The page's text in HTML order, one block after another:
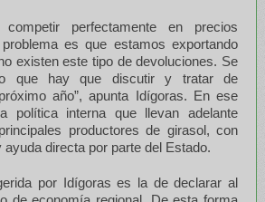
competir perfectamente en precios
es que estamos exportando
existen este tipo de devoluciones. Se
que hay que discutir y tratar de
año”, apunta Idígoras. En ese
política interna que llevan adelante
productores de girasol, con
directa por parte del Estado.
por Idígoras es la de declarar al